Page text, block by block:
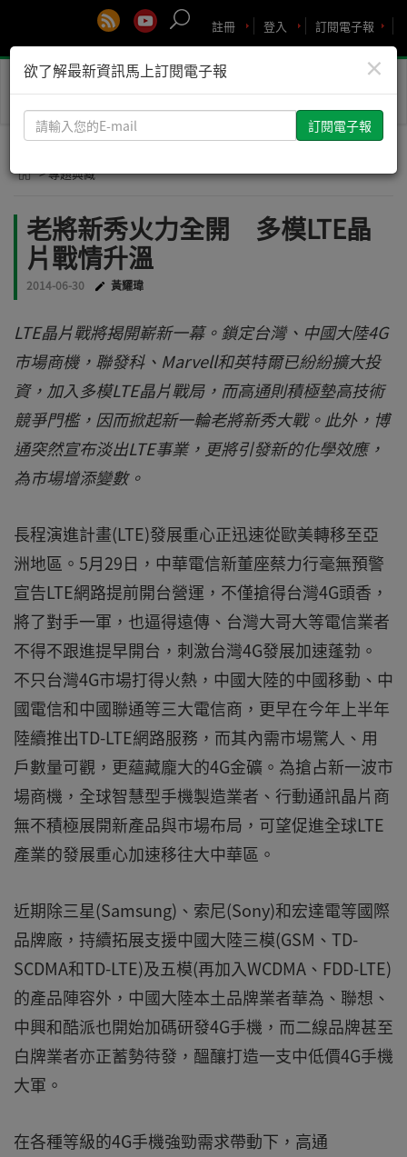
訂閱電子報
登入
註冊
Toggle
> 專題典藏
老將新秀火力全開 多模LTE晶
片戰情升溫
2014-06-30 黃耀瑋
LTE晶片戰將揭開嶄新一幕。鎖定台灣、中國大陸4G
市場商機，聯發科、Marvell和英特爾已紛紛擴大投
資，加入多模LTE晶片戰局，而高通則積極墊高技術
競爭門檻，因而掀起新一輪老將新秀大戰。此外，博
通突然宣布淡出LTE事業，更將引發新的化學效應，
為市場增添變數。
長程演進計畫(LTE)發展重心正迅速從歐美轉移至亞
洲地區。5月29日，中華電信新董座蔡力行毫無預警
宣告LTE網路提前開台營運，不僅搶得台灣4G頭香，
將了對手一軍，也逼得遠傳、台灣大哥大等電信業者
不得不跟進提早開台，刺激台灣4G發展加速蓬勃。
不只台灣4G市場打得火熱，中國大陸的中國移動、中
國電信和中國聯通等三大電信商，更早在今年上半年
陸續推出TD-LTE網路服務，而其內需市場驚人、用
戶數量可觀，更蘊藏龐大的4G金礦。為搶占新一波市
場商機，全球智慧型手機製造業者、行動通訊晶片商
無不積極展開新產品與市場布局，可望促進全球LTE
產業的發展重心加速移往大中華區。
近期除三星(Samsung)、索尼(Sony)和宏達電等國際
品牌廠，持續拓展支援中國大陸三模(GSM、TD-
SCDMA和TD-LTE)及五模(再加入WCDMA、FDD-LTE)
的產品陣容外，中國大陸本土品牌業者華為、聯想、
中興和酷派也開始加碼研發4G手機，而二線品牌甚至
白牌業者亦正蓄勢待發，醞釀打造一支中低價4G手機
大軍。
在各種等級的4G手機強勁需求帶動下，高通
×
欲了解最新資訊馬上訂閱電子報
請
輸
您
E-
mail